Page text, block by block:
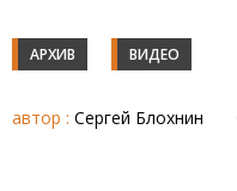
АРХИВ ВИДЕО
автор : Сергей Блохнин